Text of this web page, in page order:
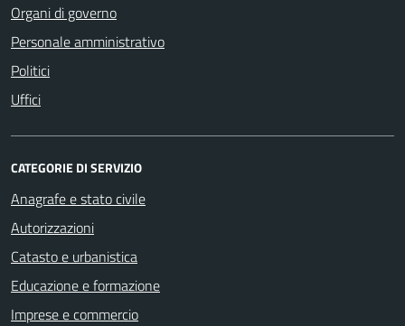
Organi di governo
Personale amministrativo
Politici
Uffici
CATEGORIE DI SERVIZIO
Anagrafe e stato civile
Autorizzazioni
Catasto e urbanistica
Educazione e formazione
Imprese e commercio